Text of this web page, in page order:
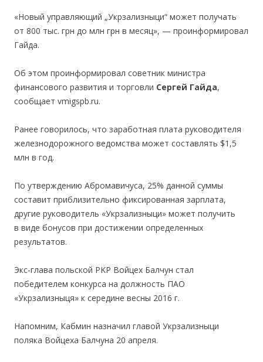
«Новый управляющий „Укрзализныци“ может получать
от 800 тыс. грн до млн грн в месяц», — проинформировал
Гайда.
Об этом проинформировал советник министра
финансового развития и торговли Сергей Гайда,
сообщает vmigspb.ru.
Ранее говорилось, что заработная плата руководителя
железнодорожного ведомства может составлять $1,5
млн в год.
По утверждению Абромавичуса, 25% данной суммы
составит приблизительно фиксированная зарплата,
другие руководитель «Укрзализныци» может получить
в виде бонусов при достижении определенных
результатов.
Экс-глава польской PKP Войцех Балчун стал
победителем конкурса на должность ПАО
«Укрзализныця» к середине весны 2016 г.
Напомним, Кабмин назначил главой Укрзализныци
поляка Войцеха Балчуна 20 апреля.